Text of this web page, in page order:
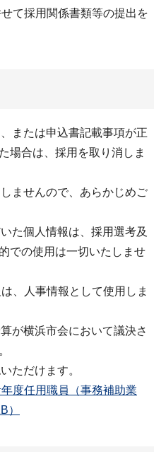
て採用関係書類等の提出を
または申込書記載事項が正
場合は、採⽤を取り消しま
ませんので、あらかじめご
た個⼈情報は、採⽤選考及
での使⽤は⼀切いたしませ
、⼈事情報として使⽤しま
が横浜市会において議決さ
いただけます。
度任用職員（事務補助業
）